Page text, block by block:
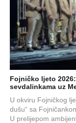
Fojničko ljeto
sevdalinkama uz
U okviru Fojničkog
dušu“ sa
U prelijepom